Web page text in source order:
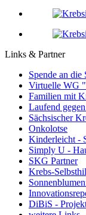
Links & Partner
Spende an die
Virtuelle WG
Familien mit
Laufend
Sächsischer
Onkolotse
Kinderleicht -
Simply U -
SKG Partner
Krebs-
DiBiS -